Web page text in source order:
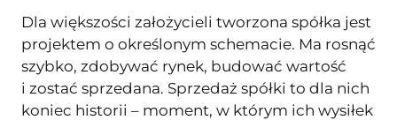
Dla większości założycieli tworzona spółka jest
projektem o określonym schemacie. Ma rosnąć
szybko, zdobywać rynek, budować wartość
i zostać sprzedana. Sprzedaż spółki to dla nich
koniec historii – moment, w którym ich wysiłek